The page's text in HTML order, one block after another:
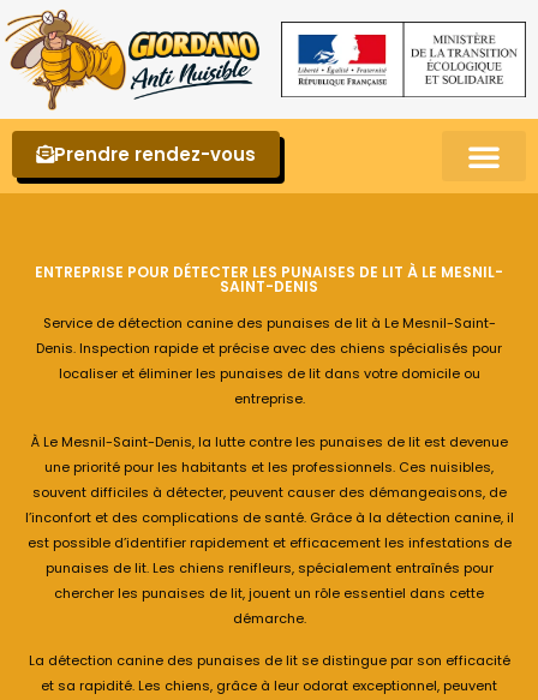
Prendre rendez-vous
ENTREPRISE POUR DÉTECTER LES PUNAISES DE LIT À LE MESNIL-
SAINT-DENIS
Service de détection canine des punaises de lit à Le Mesnil-Saint-
Denis. Inspection rapide et précise avec des chiens spécialisés pour
localiser et éliminer les punaises de lit dans votre domicile ou
entreprise.
À Le Mesnil-Saint-Denis, la lutte contre les punaises de lit est devenue
une priorité pour les habitants et les professionnels. Ces nuisibles,
souvent difficiles à détecter, peuvent causer des démangeaisons, de
l’inconfort et des complications de santé. Grâce à la détection canine, il
est possible d’identifier rapidement et efficacement les infestations de
punaises de lit. Les chiens renifleurs, spécialement entraînés pour
chercher les punaises de lit, jouent un rôle essentiel dans cette
démarche.
La détection canine des punaises de lit se distingue par son efficacité
et sa rapidité. Les chiens, grâce à leur odorat exceptionnel, peuvent